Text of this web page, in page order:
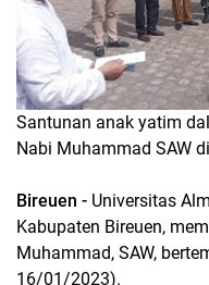
Santunan anak yatim
Nabi Muhammad SAW
Bireuen - Universitas
Kabupaten Bireuen,
Muhammad, SAW,
16/01/2023).